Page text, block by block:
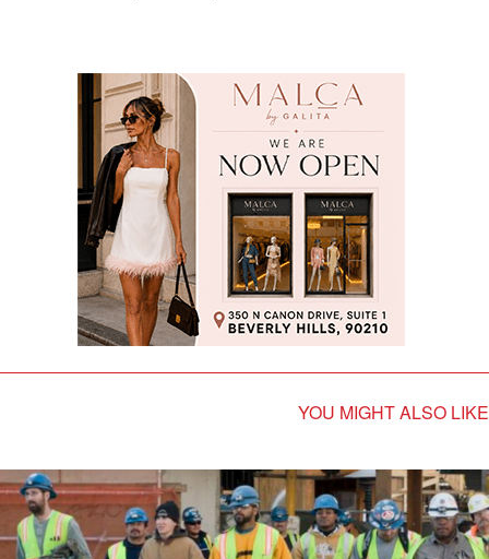
YOU MIGHT ALSO LIKE